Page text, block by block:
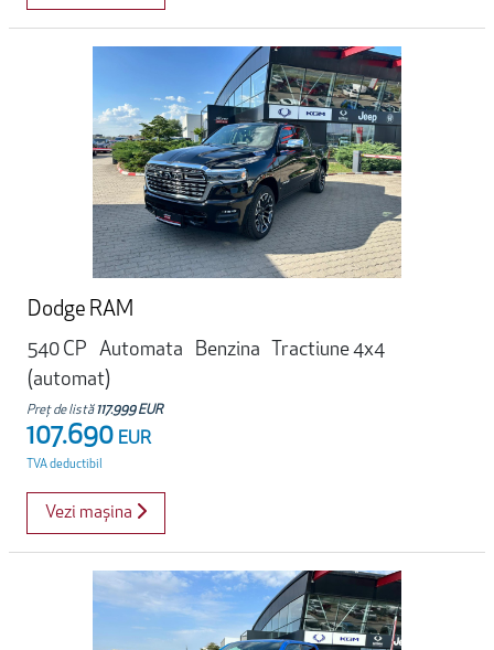
Dodge RAM
540 CP
Automata Benzina
Tractiune 4x4
(automat)
Preț de listă117.999 EUR
107.690 EUR
TVA deductibil
Vezi mașina